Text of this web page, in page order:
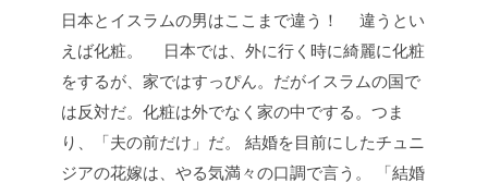
日本とイスラムの男はここまで違う！
違うとい
えば化粧。
日本では、外に行く時に綺麗に化粧
をするが、家ではすっぴん。だがイスラムの国で
は反対だ。化粧は外でなく家の中でする。つま
り、「夫の前だけ」だ。
結婚を目前にしたチュニ
ジアの花嫁は、やる気満々の口調で言う。
「結婚